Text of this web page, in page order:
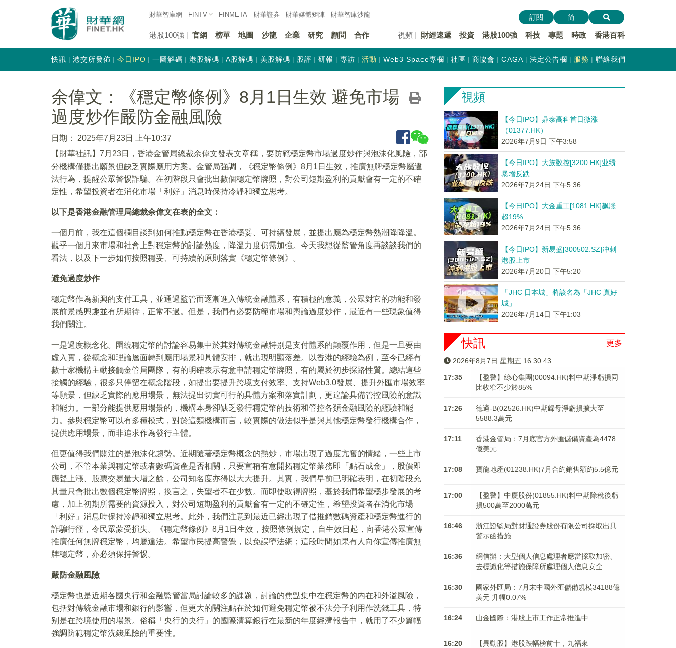
財華智庫網 FINTV FINMETA 財華證券 財華媒體矩陣 財華智庫沙龍
港股100強 官網 榜單 地圖 沙龍 企業 研究 顧問 合作 視頻 財經速遞 投資 港股100強 科技 專題 時政 香港百科
訂閱 简
快訊 港交所發佈 今日IPO 一圖解碼 港股解碼 A股解碼 美股解碼 股評 研報 專訪 活動 Web3 Space專欄 社區 商協會 CAGA 法定公告欄 服務 聯絡我們
余偉文：《穩定幣條例》8月1日生效 避免市場
過度炒作嚴防金融風險
日期：
2025年7月23日 上午10:37
【財華社訊】7月23日，香港金管局總裁余偉文發表文章稱，要防範穩定幣市場過度炒作與泡沫化風險，部
分機構僅提出願景但缺乏實際應用方案。金管局強調，《穩定幣條例》8月1日生效，推廣無牌穩定幣屬違
法行為，提醒公眾警惕詐騙。在初階段只會批出數個穩定幣牌照，對公司短期盈利的貢獻會有一定的不確
定性，希望投資者在消化市場「利好」消息時保持冷靜和獨立思考。
以下是香港金融管理局總裁余偉文在表的全文：
一個月前，我在這個欄目談到如何推動穩定幣在香港穩妥、可持續發展，並提出應為穩定幣熱潮降降溫。
觀乎一個月來市場和社會上對穩定幣的討論熱度，降溫力度仍需加強。今天我想從監管角度再談談我們的
看法，以及下一步如何按照穩妥、可持續的原則落實《穩定幣條例》。
避免過度炒作
穩定幣作為新興的支付工具，並通過監管而逐漸進入傳統金融體系，有積極的意義，公眾對它的功能和發
展前景感興趣並有所期待，正常不過。但是，我們有必要防範市場和輿論過度炒作，最近有一些現象值得
我們關注。
一是過度概念化。圍繞穩定幣的討論容易集中於其對傳統金融特别是支付體系的颠覆作用，但是一旦要由
虛入實，從概念和理論層面轉到應用場景和具體安排，就出現明顯落差。以香港的經驗為例，至今已經有
數十家機構主動接觸金管局團隊，有的明確表示有意申請穩定幣牌照，有的屬於初步探路性質。總結這些
接觸的經驗，很多只停留在概念階段，如提出要提升跨境支付效率、支持Web3.0發展、提升外匯市場效率
等願景，但缺乏實際的應用場景，無法提出切實可行的具體方案和落實計劃，更遑論具備管控風險的意識
和能力。一部分能提供應用場景的，機構本身卻缺乏發行穩定幣的技術和管控各類金融風險的經驗和能
力。參與穩定幣可以有多種模式，對於這類機構而言，較實際的做法似乎是與其他穩定幣發行機構合作，
提供應用場景，而非追求作為發行主體。
但更值得我們關注的是泡沫化趨勢。近期隨著穩定幣概念的熱炒，市場出現了過度亢奮的情緒，一些上市
公司，不管本業與穩定幣或者數碼資產是否相關，只要宣稱有意開拓穩定幣業務即「點石成金」，股價即
應聲上漲、股票交易量大增之餘，公司知名度亦得以大大提升。其實，我們早前已明確表明，在初階段充
其量只會批出數個穩定幣牌照，換言之，失望者不在少數。而即使取得牌照，基於我們希望穩步發展的考
慮，加上初期所需要的資源投入，對公司短期盈利的貢獻會有一定的不確定性，希望投資者在消化市場
「利好」消息時保持冷靜和獨立思考。此外，我們注意到最近已經出現了借推銷數碼資產和穩定幣進行的
詐騙行徑，令民眾蒙受損失。《穩定幣條例》8月1日生效，按照條例規定，自生效日起，向香港公眾宣傳
推廣任何無牌穩定幣，均屬違法。希望市民提高警覺，以免誤堕法網；這段時間如果有人向你宣傳推廣無
牌穩定幣，亦必須保持警惕。
嚴防金融風險
穩定幣也是近期各國央行和金融監管當局討論較多的課題，討論的焦點集中在穩定幣的内在和外溢風險，
包括對傳統金融市場和銀行的影響，但更大的關注點在於如何避免穩定幣被不法分子利用作洗錢工具，特
别是在跨境使用的場景。俗稱「央行的央行」的國際清算銀行在最新的年度經濟報告中，就用了不少篇幅
強調防範穩定幣洗錢風險的重要性。
視頻
【今日IPO】鼎泰高科首日微涨
（01377.HK）
2026年7月9日 下午3:58
【今日IPO】大族数控[3200.HK]业绩
暴增反跌
2026年7月24日 下午5:36
【今日IPO】大金重工[1081.HK]飙涨
超19%
2026年7月24日 下午5:36
【今日IPO】新易盛[300502.SZ]冲刺
港股上市
2026年7月20日 下午5:20
「JHC 日本城」將該名為「JHC 真好
城」
2026年7月14日 下午1:03
更多
快訊
2026年8月7日 星期五 16:30:44
17:35
【盈警】綠心集團(00094.HK)料中期淨虧損同
比收窄不少於85%
17:26
德適-B(02526.HK)中期歸母淨虧損擴大至
5588.3萬元
17:11
香港金管局：7月底官方外匯儲備資產為4478
億美元
17:08 寶龍地產(01238.HK)7月合約銷售額約5.5億元
17:00
【盈警】中慶股份(01855.HK)料中期除稅後虧
損500萬至2000萬元
16:46
浙江證監局對財通證券股份有限公司採取出具
警示函措施
16:36
網信辦：大型個人信息處理者應當採取加密、
去標識化等措施保障所處理個人信息安全
16:30
國家外匯局：7月末中國外匯儲備規模34188億
美元 升幅0.07%
16:24 山金國際：港股上市工作正常推進中
16:20
【異動股】港股跌幅榜前十，九福來